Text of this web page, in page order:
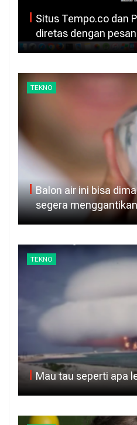
Situs Tempo.co dan
diretas dengan
TEKNO
Balon air ini bisa
segera
TEKNO
Mau tau seperti apa